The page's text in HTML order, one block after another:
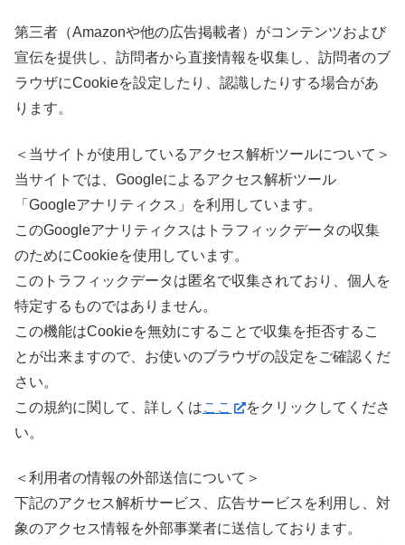
第三者（Amazonや他の広告掲載者）がコンテンツおよび
宣伝を提供し、訪問者から直接情報を収集し、訪問者のブ
ラウザにCookieを設定したり、認識したりする場合があ
ります。
＜当サイトが使用しているアクセス解析ツールについて＞
当サイトでは、Googleによるアクセス解析ツール
「Googleアナリティクス」を利用しています。
このGoogleアナリティクスはトラフィックデータの収集
のためにCookieを使用しています。
このトラフィックデータは匿名で収集されており、個人を
特定するものではありません。
この機能はCookieを無効にすることで収集を拒否するこ
とが出来ますので、お使いのブラウザの設定をご確認くだ
さい。
この規約に関して、詳しくはここ
をクリックしてくださ
い。
＜利用者の情報の外部送信について＞
下記のアクセス解析サービス、広告サービスを利用し、対
象のアクセス情報を外部事業者に送信しております。